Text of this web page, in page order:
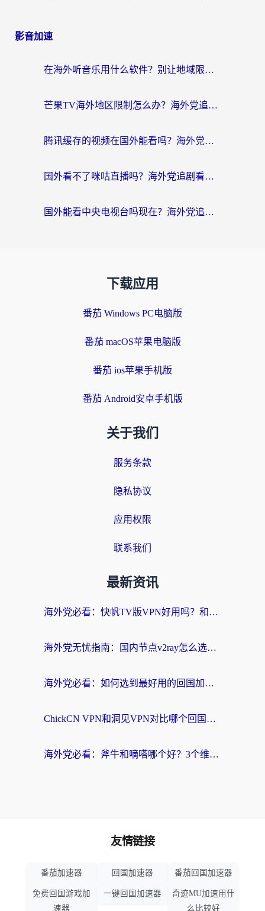
影音加速
在海外听音乐用什么软件？别让地域限制断了你的华语歌单
芒果TV海外地区限制怎么办？海外党追剧看片的实用加速器选择指南
腾讯缓存的视频在国外能看吗？海外党追剧看片的终极解决方案
国外看不了咪咕直播吗？海外党追剧看片的加速器选择指南
国外能看中央电视台吗现在？海外党追剧看央视的实用指南
下载应用
番茄 Windows PC电脑版
番茄 macOS苹果电脑版
番茄 ios苹果手机版
番茄 Android安卓手机版
关于我们
服务条款
隐私协议
应用权限
联系我们
最新资讯
海外党必看：快帆TV版VPN好用吗？和快游VPN对比哪个回国效果更好？附实用避坑指南
海外党无忧指南：国内节点v2ray怎么选？一键回国VPN+多场景实测帮你避坑
海外党必看：如何选到最好用的回国加速器？从节点到售后的全维度指南
ChickCN VPN和洞见VPN对比哪个回国效果更好？海外党亲测3款加速器+避坑指南
海外党必看：斧牛和嘀嗒哪个好？3个维度教你选对回国加速器
友情链接
番茄加速器 回国加速器 番茄回国加速器
免费回国游戏加
速器
一键回国加速器
奇迹MU加速用什
么比较好